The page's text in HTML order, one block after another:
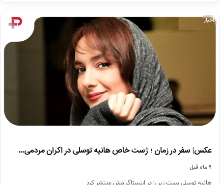
اخبار
عکس| سفر در زمان ؛ ژست خاص هانیه توسلی در اکران مردمی…
۹ ماه قبل